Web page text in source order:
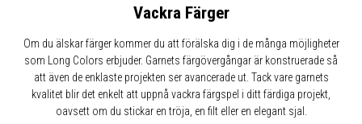
Vackra Färger
Om du älskar färger kommer du att förälska dig i de många möjligheter
som Long Colors erbjuder. Garnets färgövergångar är konstruerade så
att även de enklaste projekten ser avancerade ut. Tack vare garnets
kvalitet blir det enkelt att uppnå vackra färgspel i ditt färdiga projekt,
oavsett om du stickar en tröja, en filt eller en elegant sjal.